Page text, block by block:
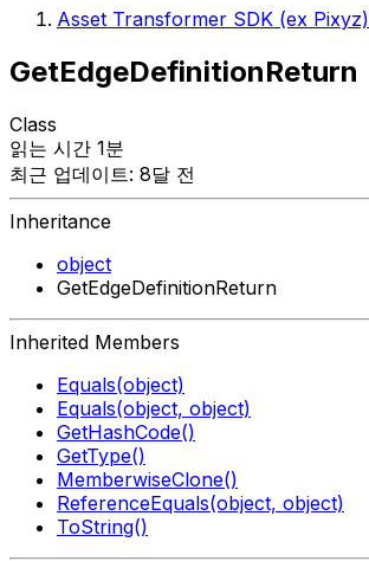
Asset Transformer SDK (ex Pixyz)
GetEdgeDefinitionReturn
Class
읽는 시간 1분
최근 업데이트: 8달 전
Inheritance
object
GetEdgeDefinitionReturn
Inherited Members
Equals(object)
Equals(object, object)
GetHashCode()
GetType()
MemberwiseClone()
ReferenceEquals(object, object)
ToString()